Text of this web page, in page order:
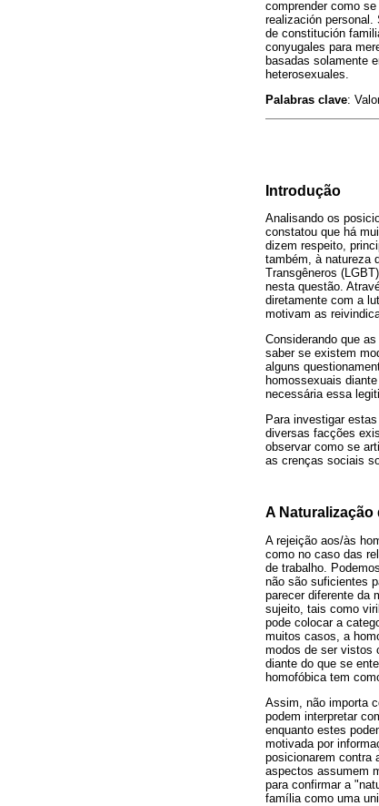
comprender como
realización personal.
de constitución
conyugales para
basadas solamente
heterosexuales.
Palabras clave:
Introdução
Analisando os
constatou que há
dizem respeito,
também, à natureza
Transgêneros
nesta questão.
diretamente com a
motivam as
Considerando que
saber se existem
alguns
homossexuais
necessária essa
Para investigar
diversas facções
observar como se
as crenças sociais
A Naturalização
A rejeição aos/às
como no caso das
de trabalho.
não são suficientes
parecer diferente da
sujeito, tais como
pode colocar a
muitos casos, a
modos de ser vistos
diante do que se
homofóbica tem
Assim, não importa
podem interpretar
enquanto estes
motivada por
posicionarem contra
aspectos assumem
para confirmar a
família como uma